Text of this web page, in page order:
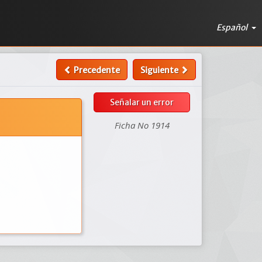
Español
Precedente Siguiente
Señalar un error
Ficha No 1914